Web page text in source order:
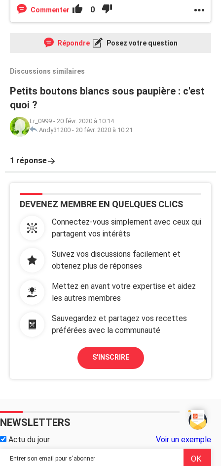
Commenter 0
Répondre Posez votre question
Discussions similaires
Petits boutons blancs sous paupière : c'est
quoi ?
Lr_0999 - 20 févr. 2020 à 10:14
Andy31200 - 20 févr. 2020 à 10:21
1 réponse
DEVENEZ MEMBRE EN QUELQUES CLICS
Connectez-vous simplement avec ceux qui
partagent vos intérêts
Suivez vos discussions facilement et
obtenez plus de réponses
Mettez en avant votre expertise et aidez
les autres membres
Sauvegardez et partagez vos recettes
préférées avec la communauté
S'INSCRIRE
NEWSLETTERS
Actu du jour Voir un exemple